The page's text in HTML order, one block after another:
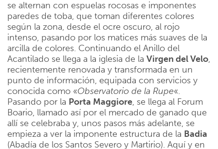
se alternan con espuelas rocosas e imponentes
paredes de toba, que toman diferentes colores
según la zona, desde el ocre oscuro, al rojo
intenso, pasando por los matices más suaves de la
arcilla de colores. Continuando el Anillo del
Acantilado se llega a la iglesia de la Virgen del Velo,
recientemente renovada y transformada en un
punto de información, equipada con servicios y
conocida como «Observatorio de la Rupe«.
Pasando por la Porta Maggiore, se llega al Forum
Boario, llamado así por el mercado de ganado que
allí se celebraba y, unos pasos más adelante, se
empieza a ver la imponente estructura de la Badia
(Abadía de los Santos Severo y Martirio). Aquí y en